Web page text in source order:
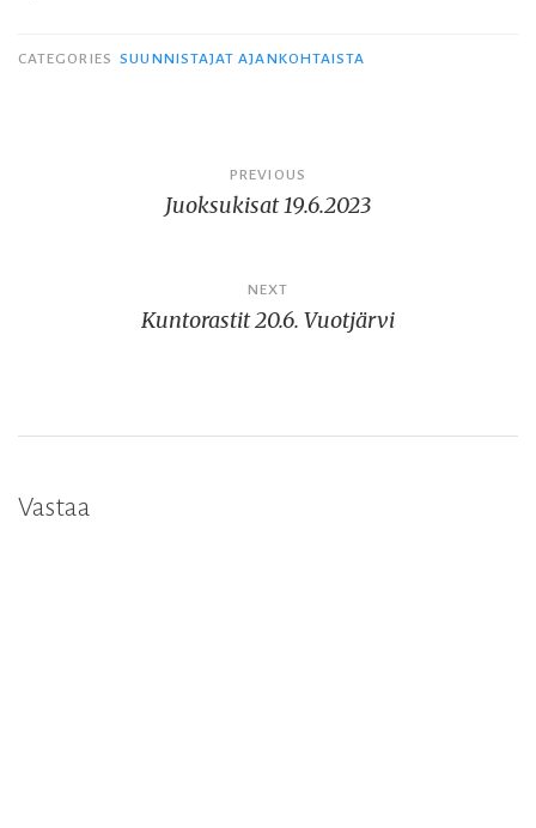
CATEGORIES SUUNNISTAJAT AJANKOHTAISTA
PREVIOUS
Juoksukisat 19.6.2023
NEXT
Kuntorastit 20.6. Vuotjärvi
Vastaa